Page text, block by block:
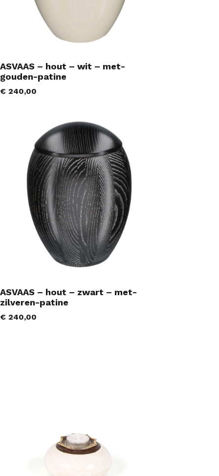
ASVAAS – hout – wit – met-
gouden-patine
€ 240,00
ASVAAS – hout – zwart – met-
zilveren-patine
€ 240,00